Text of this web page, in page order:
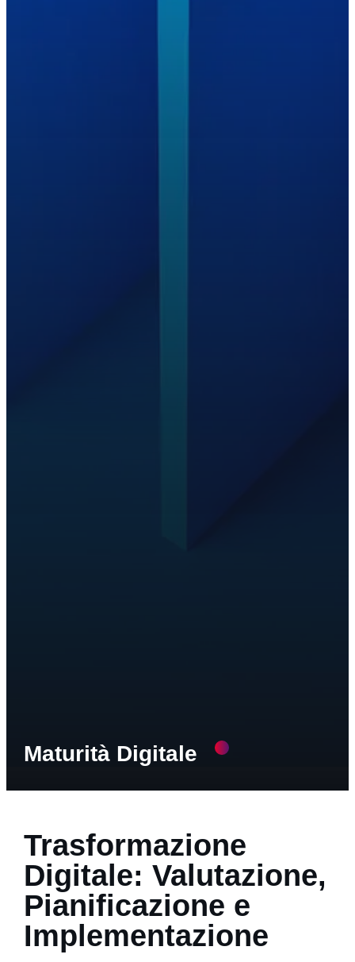
PROGETTO
SERVIZI
ABILITATORI
Maturità Digitale
Trasformazione
Digitale: Valutazione,
Pianificazione e
Implementazione